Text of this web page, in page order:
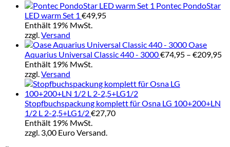
Pontec PondoStar
LED warm Set 1 €49,95
Enthält 19% MwSt.
zzgl.Versand
Oase
Aquarius Universal Classic 440 - 3000€74,95 – €209,95
Enthält 19% MwSt.
zzgl.Versand
Stopfbuchspackung komplett für Osna LG 100+200+LN
1/2 L 2-2,5+LG1/2€27,70
Enthält 19% MwSt.
zzgl. 3,00 Euro Versand.